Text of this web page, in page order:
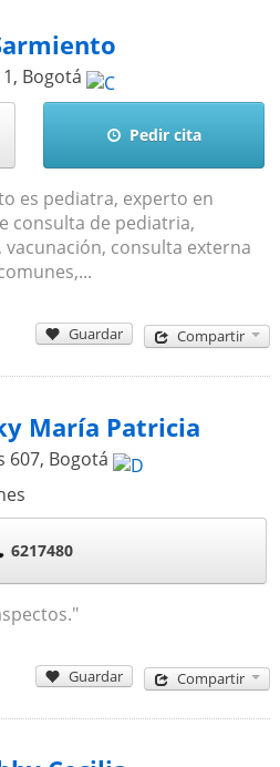
, Bogotá
Pedir cita
es pediatra, experto en
consulta de pediatria,
consulta externa
Guardar Compartir
María Patricia
607, Bogotá
6217480
Guardar Compartir